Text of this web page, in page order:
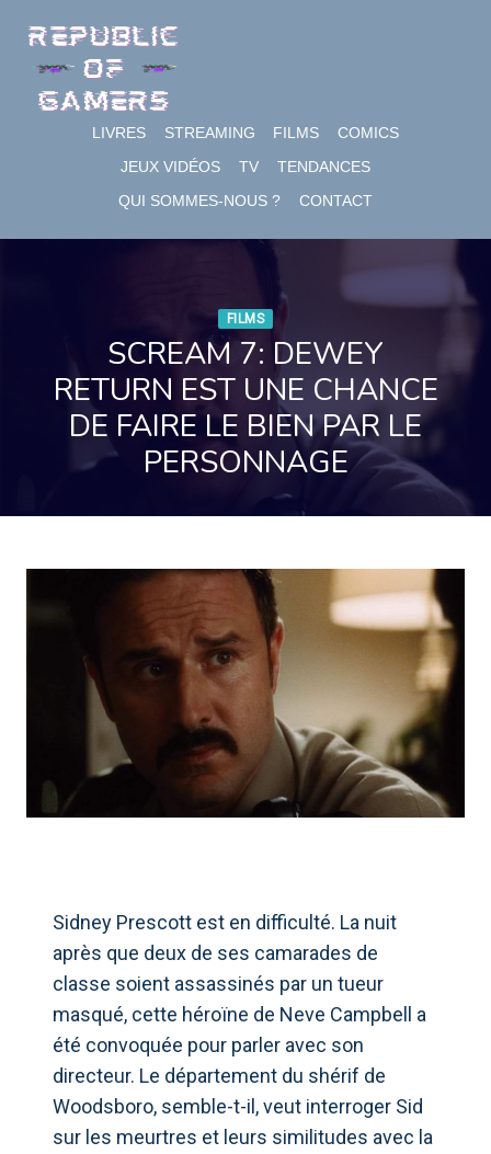
content
LIVRES STREAMING FILMS
COMICS
JEUX VIDÉOS
TV
TENDANCES
QUI SOMMES-NOUS ?
CONTACT
FILMS
SCREAM 7: DEWEY
RETURN EST UNE CHANCE
DE FAIRE LE BIEN PAR LE
PERSONNAGE
Sidney Prescott est en difficulté. La nuit
après que deux de ses camarades de
classe soient assassinés par un tueur
masqué, cette héroïne de Neve Campbell a
été convoquée pour parler avec son
directeur. Le département du shérif de
Woodsboro, semble-t-il, veut interroger Sid
sur les meurtres et leurs similitudes avec la